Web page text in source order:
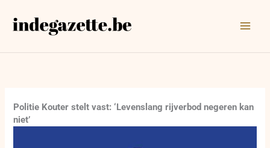
naar
Politie Kouter stelt vast: ‘Levenslang rijverbod negeren kan
niet’